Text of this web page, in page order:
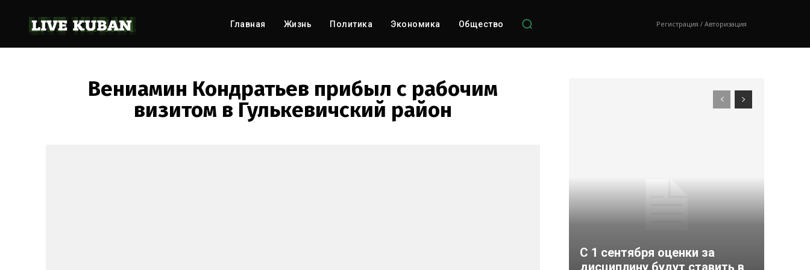
Главная Жизнь Политика Экономика Общество Регистрация / Авторизация
Вениамин Кондратьев прибыл с рабочим
визитом в Гулькевичский район
С 1 сентября оценки за
дисциплину будут ставить в